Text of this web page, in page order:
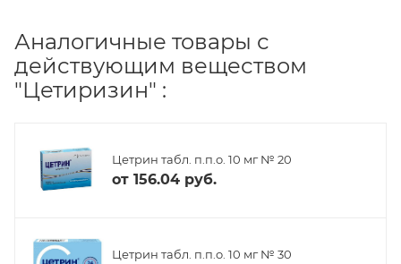
Аналогичные товары с
действующим веществом
"Цетиризин" :
Цетрин табл. п.п.о. 10 мг № 20
от 156.04 руб.
Цетрин табл. п.п.о. 10 мг № 30